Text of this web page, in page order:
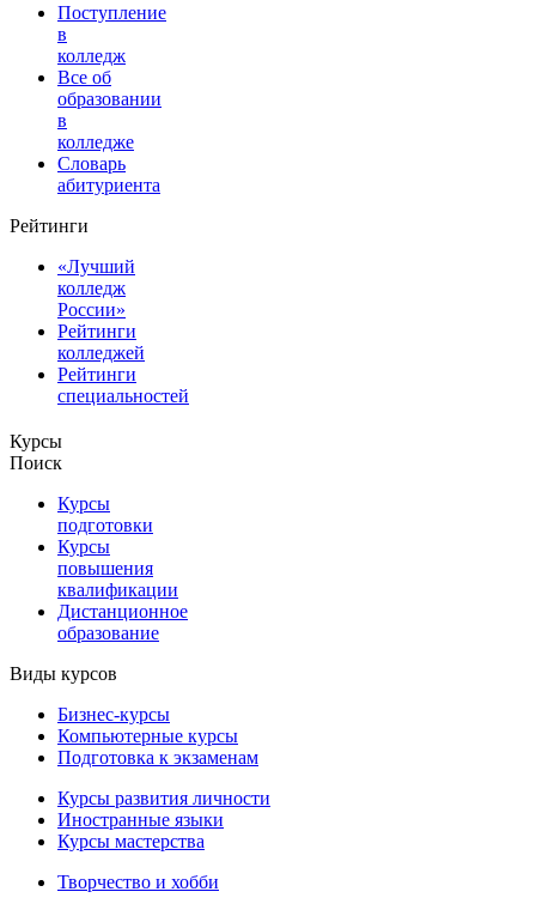
Поступление
в
колледж
Все об
образовании
в
колледже
Словарь
абитуриента
Рейтинги
«Лучший
колледж
России»
Рейтинги
колледжей
Рейтинги
специальностей
Курсы
Поиск
Курсы
подготовки
Курсы
повышения
квалификации
Дистанционное
образование
Виды курсов
Бизнес-курсы
Компьютерные курсы
Подготовка к экзаменам
Курсы развития личности
Иностранные языки
Курсы мастерства
Творчество и хобби